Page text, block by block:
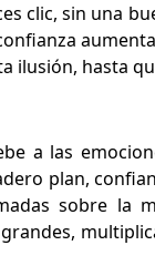
clic, sin una
ilusión, hasta
a las
plan,
sobre la